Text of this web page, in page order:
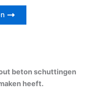
beton schuttingen
heeft.